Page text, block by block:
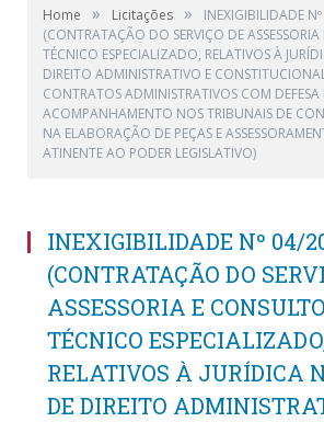
Home » Licitações »
INEXIGIBILIDADE
(CONTRATAÇÃO DO SERVIÇO DE
TÉCNICO ESPECIALIZADO, RELATIVOS À
DIREITO ADMINISTRATIVO E
CONTRATOS ADMINISTRATIVOS COM DEFESA
ACOMPANHAMENTO NOS TRIBUNAIS DE
NA ELABORAÇÃO DE PEÇAS E
ATINENTE AO PODER LEGISLATIVO)
INEXIGIBILIDADE Nº 04/
(CONTRATAÇÃO DO
ASSESSORIA E
TÉCNICO
RELATIVOS À JURÍDICA
DE DIREITO